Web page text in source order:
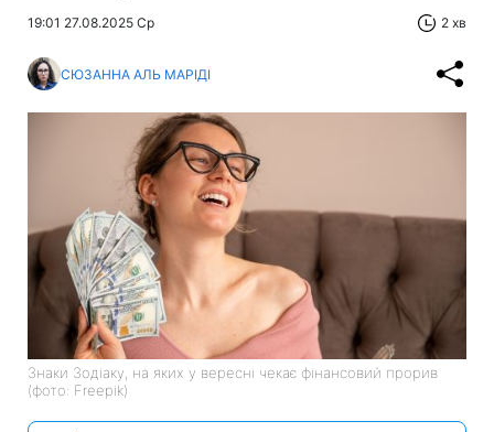
19:01 27.08.2025 Ср 2 хв
СЮЗАННА АЛЬ МАРІДІ
Знаки Зодіаку, на яких у вересні чекає фінансовий прорив
(фото: Freepik)